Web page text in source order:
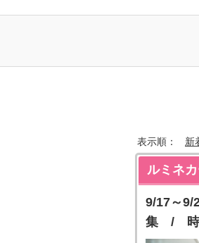
表示順： 新
ルミネ
9/17～9/
集 / 時